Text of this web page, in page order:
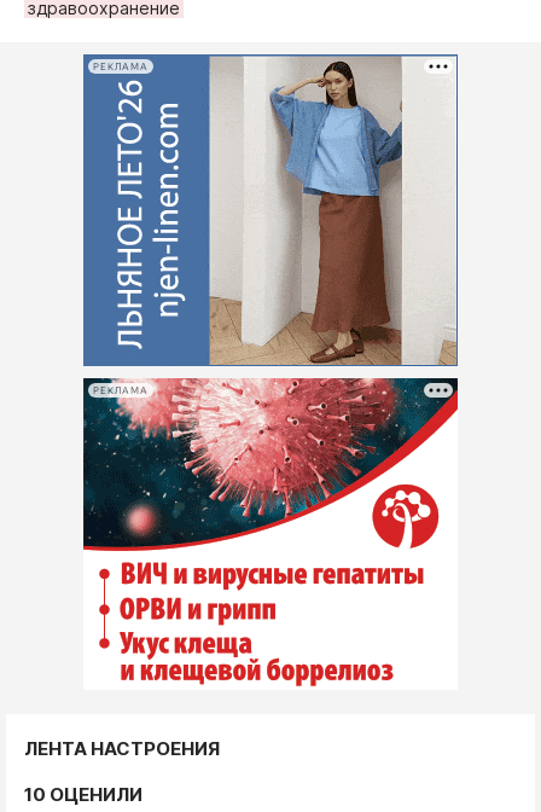
здравоохранение
РЕКЛАМА
РЕКЛАМА
ЛЕНТА НАСТРОЕНИЯ
10 ОЦЕНИЛИ